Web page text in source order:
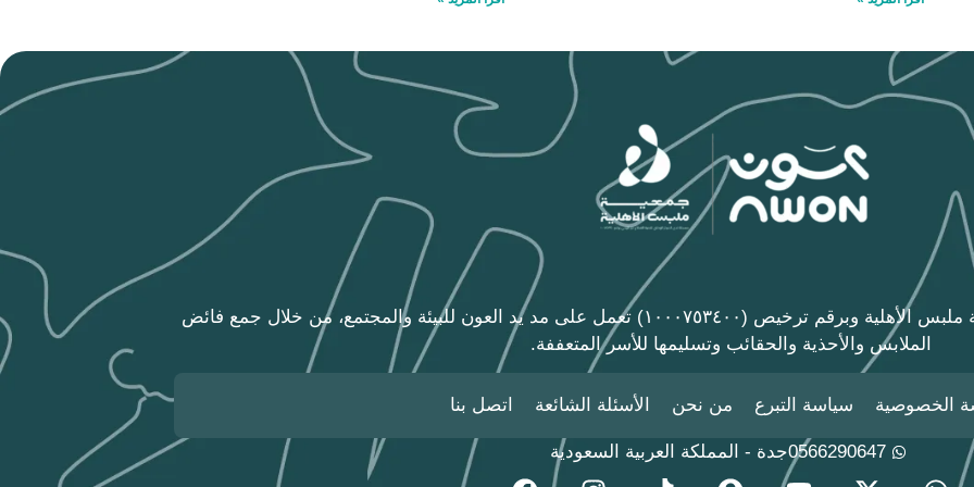
مبادرة عون الخيرية إحدى مبادرات جمعية ملبس الأهلية وبرقم ترخيص (١٠٠٠٧٥٣٤٠٠) تعمل على مد يد العون للبيئة والمجتمع، من خلال جمع فائض
الملابس والأحذية والحقائب وتسليمها للأسر المتعففة.
الخصوصية سياسة التبرع من نحن الأسئلة الشائعة اتصل بنا
0566290647جدة - المملكة العربية السعودية